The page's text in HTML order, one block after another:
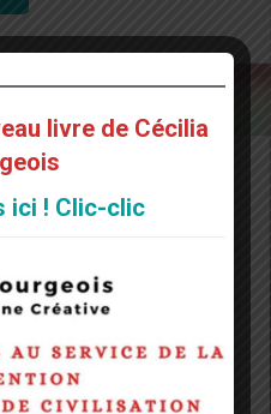
livre de Cécilia
ici ! Clic-clic